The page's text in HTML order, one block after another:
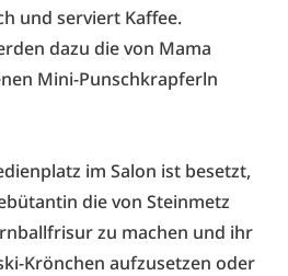
und serviert Kaffee.
dazu die von Mama
Mini-Punschkrapferln
im Salon ist besetzt,
die von Steinmetz
zu machen und ihr
Krönchen aufzusetzen oder